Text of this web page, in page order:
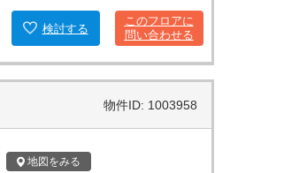
検討する
このフロアに
問い合わせる
物件ID: 1003958
地図 をみる